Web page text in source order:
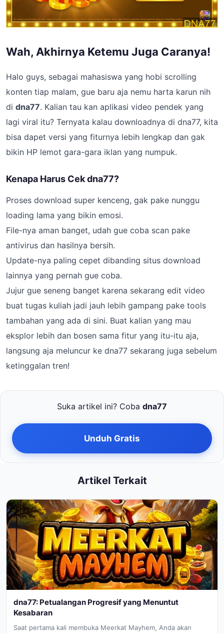
Wah, Akhirnya Ketemu Juga Caranya!
Halo guys, sebagai mahasiswa yang hobi scrolling
konten tiap malam, gue baru aja nemu harta karun nih
di dna77. Kalian tau kan aplikasi video pendek yang
lagi viral itu? Ternyata kalau downloadnya di dna77, kita
bisa dapet versi yang fiturnya lebih lengkap dan gak
bikin HP lemot gara-gara iklan yang numpuk.
Kenapa Harus Cek dna77?
Proses download super kenceng, gak pake nunggu
loading lama yang bikin emosi.
File-nya aman banget, udah gue coba scan pake
antivirus dan hasilnya bersih.
Update-nya paling cepet dibanding situs download
lainnya yang pernah gue coba.
Jujur gue seneng banget karena sekarang edit video
buat tugas kuliah jadi jauh lebih gampang pake tools
tambahan yang ada di sini. Buat kalian yang mau
eksplor lebih dan bosen sama fitur yang itu-itu aja,
langsung aja meluncur ke dna77 sekarang juga sebelum
ketinggalan tren!
Suka artikel ini? Coba dna77
Unduh Gratis
Artikel Terkait
dna77: Petualangan Progresif yang Menuntut
Kesabaran
Saat pertama kali membuka Meerkat Mayhem, Anda akan